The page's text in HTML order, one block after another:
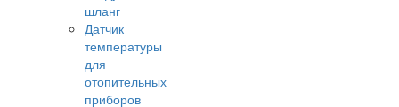
шланг
Датчик
температуры
для
отопительных
приборов